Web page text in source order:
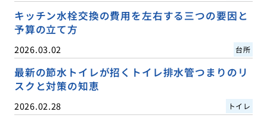
キッチン水栓交換の費用を左右する三つの要因と
予算の立て方
2026.03.02 台所
最新の節水トイレが招くトイレ排水管つまりのリ
スクと対策の知恵
2026.02.28 トイレ